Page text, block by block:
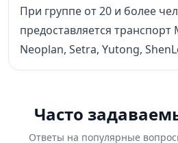
При группе от 20 и более
предоставляется транспорт
Neoplan, Setra, Yutong,
Часто
Ответы на популярные